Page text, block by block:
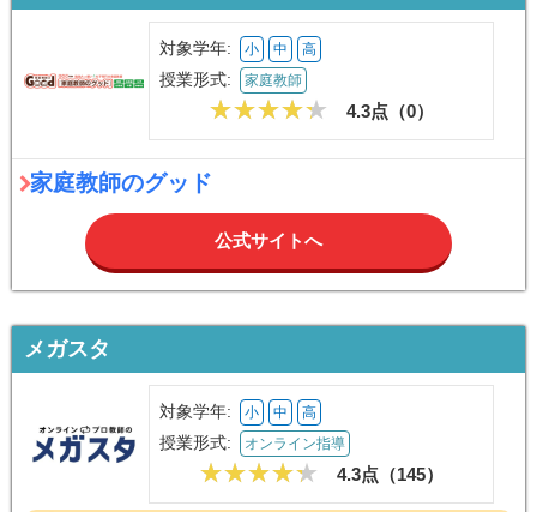
対象学年: 小 中 高
授業形式: 家庭教師
4.3点（0）
家庭教師のグッド
公式サイトへ
メガスタ
対象学年: 小 中 高
授業形式: オンライン指導
4.3点（145）